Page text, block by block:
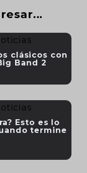
clásicos con
Band 2
Esto es lo
termine